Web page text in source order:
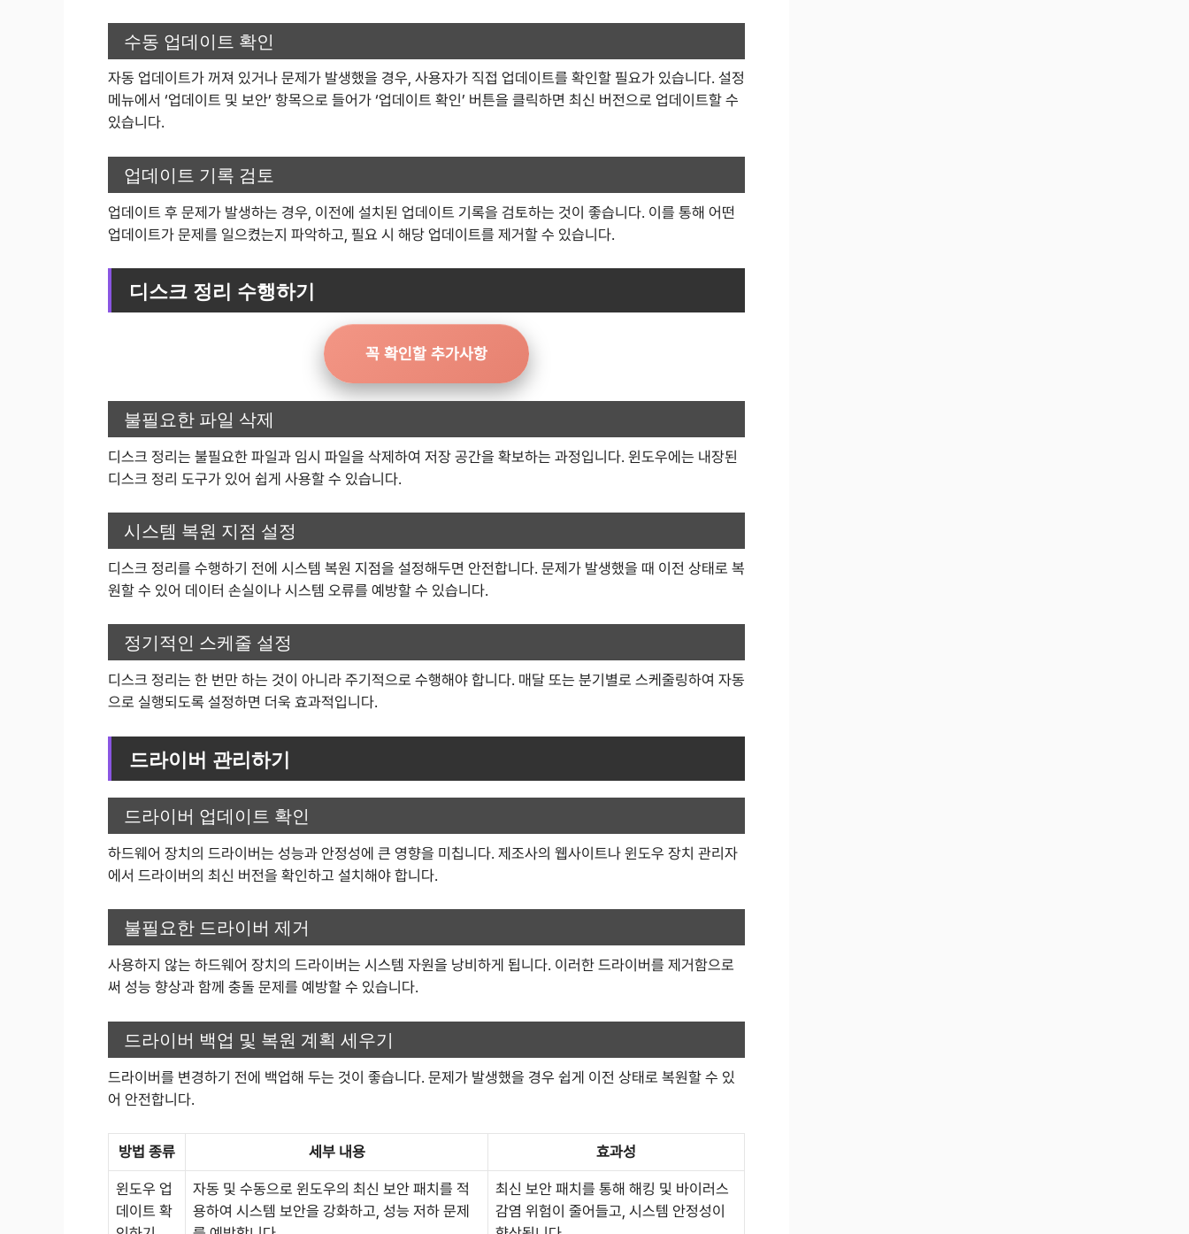
수동 업데이트 확인
자동 업데이트가 꺼져 있거나 문제가 발생했을 경우, 사용자가 직접 업데이트를 확인할 필요가 있습니다. 설정
메뉴에서 ‘업데이트 및 보안’ 항목으로 들어가 ‘업데이트 확인’ 버튼을 클릭하면 최신 버전으로 업데이트할 수
있습니다.
업데이트 기록 검토
업데이트 후 문제가 발생하는 경우, 이전에 설치된 업데이트 기록을 검토하는 것이 좋습니다. 이를 통해 어떤
업데이트가 문제를 일으켰는지 파악하고, 필요 시 해당 업데이트를 제거할 수 있습니다.
디스크 정리 수행하기
꼭 확인할 추가사항
불필요한 파일 삭제
디스크 정리는 불필요한 파일과 임시 파일을 삭제하여 저장 공간을 확보하는 과정입니다. 윈도우에는 내장된
디스크 정리 도구가 있어 쉽게 사용할 수 있습니다.
시스템 복원 지점 설정
디스크 정리를 수행하기 전에 시스템 복원 지점을 설정해두면 안전합니다. 문제가 발생했을 때 이전 상태로 복
원할 수 있어 데이터 손실이나 시스템 오류를 예방할 수 있습니다.
정기적인 스케줄 설정
디스크 정리는 한 번만 하는 것이 아니라 주기적으로 수행해야 합니다. 매달 또는 분기별로 스케줄링하여 자동
으로 실행되도록 설정하면 더욱 효과적입니다.
드라이버 관리하기
드라이버 업데이트 확인
하드웨어 장치의 드라이버는 성능과 안정성에 큰 영향을 미칩니다. 제조사의 웹사이트나 윈도우 장치 관리자
에서 드라이버의 최신 버전을 확인하고 설치해야 합니다.
불필요한 드라이버 제거
사용하지 않는 하드웨어 장치의 드라이버는 시스템 자원을 낭비하게 됩니다. 이러한 드라이버를 제거함으로
써 성능 향상과 함께 충돌 문제를 예방할 수 있습니다.
드라이버 백업 및 복원 계획 세우기
드라이버를 변경하기 전에 백업해 두는 것이 좋습니다. 문제가 발생했을 경우 쉽게 이전 상태로 복원할 수 있
어 안전합니다.
방법 종류 세부 내용 효과성
윈도우 업
데이트 확
자동 및 수동으로 윈도우의 최신 보안 패치를 적
용하여 시스템 보안을 강화하고, 성능 저하 문제
최신 보안 패치를 통해 해킹 및 바이러스
감염 위험이 줄어들고, 시스템 안정성이